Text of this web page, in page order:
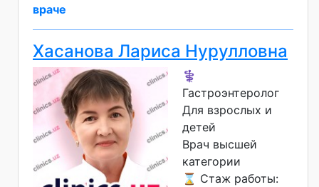
враче
Хасанова Лариса Нурулловна
⚕️
Гастроэнтеролог
Для взрослых и
детей
Врач высшей
категории
⌛ Стаж работы: